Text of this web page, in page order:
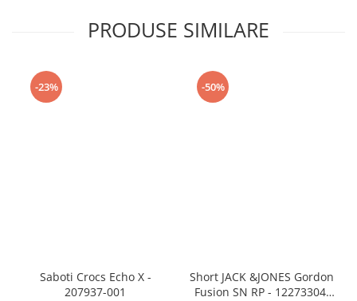
PRODUSE SIMILARE
-23%
Saboti Crocs Echo X -
207937-001
-50%
Short JACK &JONES Gordon
Fusion SN RP - 12273304-